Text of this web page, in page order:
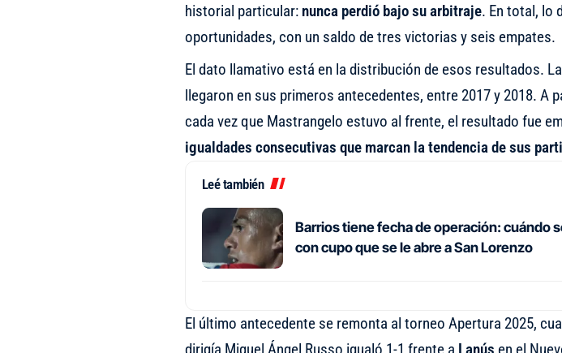
historial particular: nunca perdió bajo su arbitraje. En total, lo
oportunidades, con un saldo de tres victorias y seis empates.
El dato llamativo está en la distribución de esos resultados.
llegaron en sus primeros antecedentes, entre 2017 y 2018. A
cada vez que Mastrangelo estuvo al frente, el resultado fue
igualdades consecutivas que marcan la tendencia de sus
Leé también
Barrios tiene fecha de operación: cuándo
con cupo que se le abre a San Lorenzo
El último antecedente se remonta al torneo Apertura 2025,